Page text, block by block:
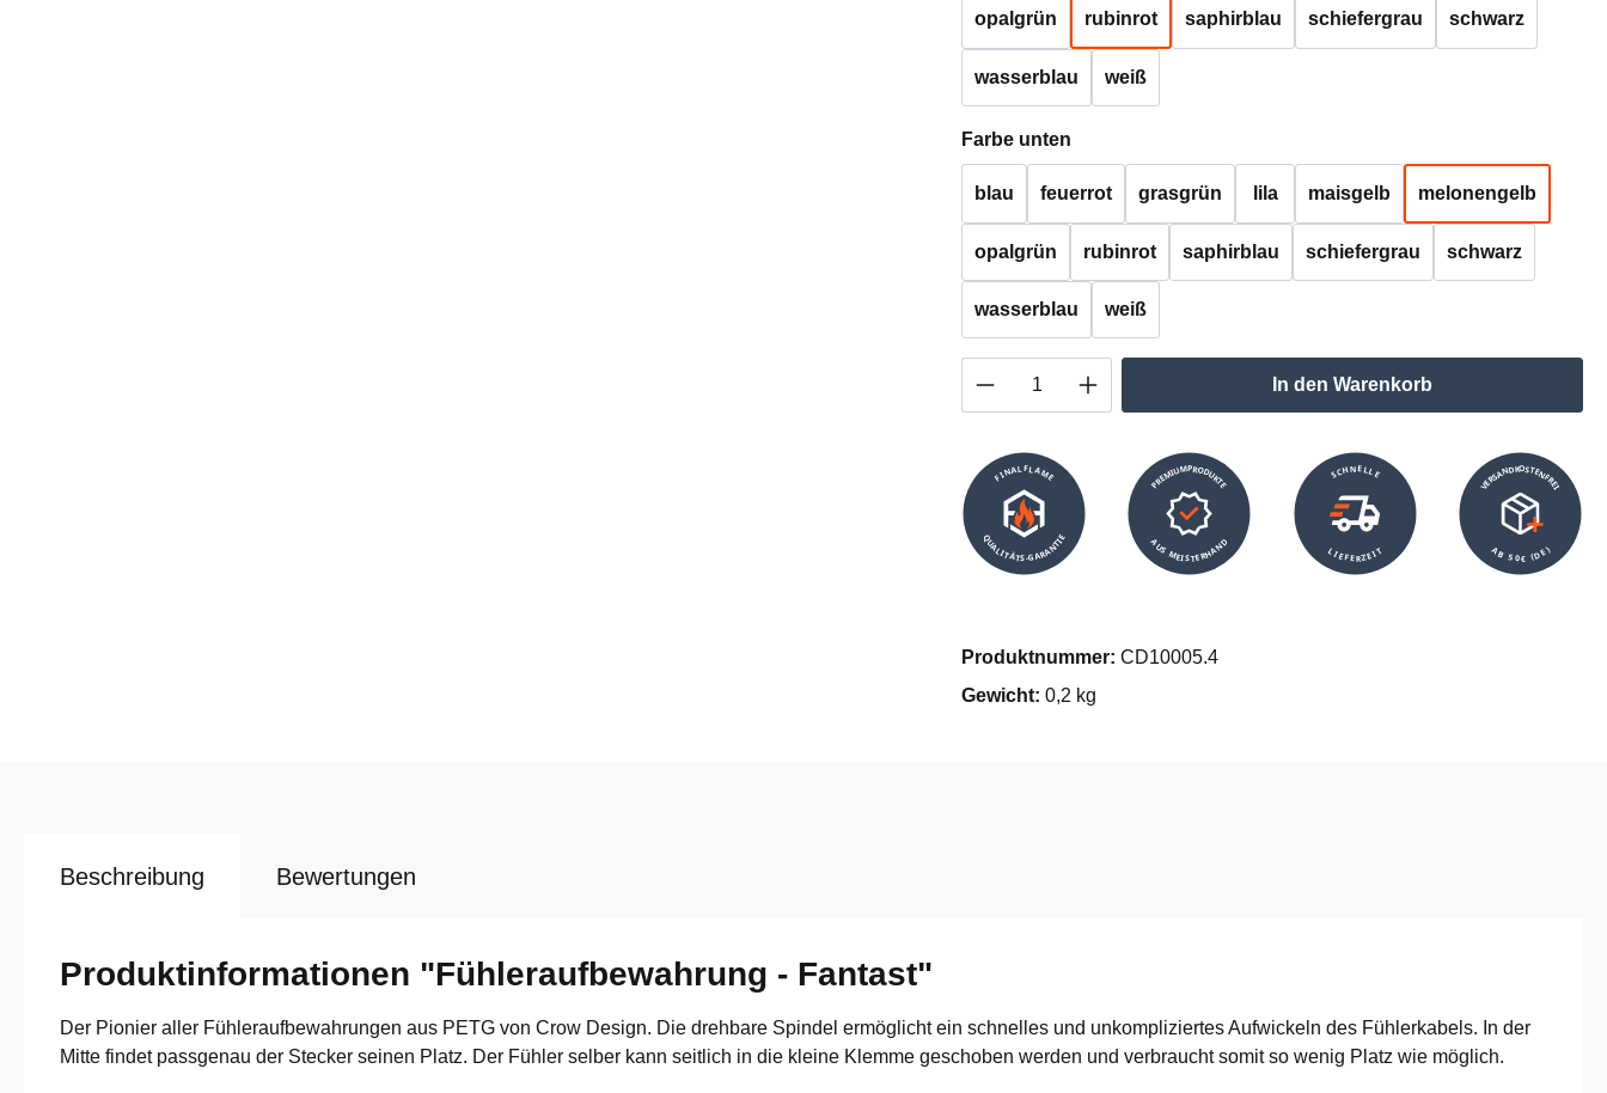
opalgrün rubinrot saphirblau schiefergrau schwarz
wasserblau weiß
Farbe unten
blau feuerrot grasgrün lila maisgelb melonengelb
opalgrün rubinrot saphirblau schiefergrau schwarz
wasserblau weiß
Produkt Anzahl: Gib den gewünschten Wert ein
In den Warenkorb
FINALFLAME
QUALITÄTS-GARANTIE
PREMIUMPRODUKTE
AUS MEISTERHAND
SCHNELLE
LIEFERZEIT
VERSANDKOSTENFREI
AB 50€ (DE)
Produktnummer: CD10005.4
Gewicht: 0,2 kg
Beschreibung Bewertungen
Produktinformationen "Fühleraufbewahrung - Fantast"
Der Pionier aller Fühleraufbewahrungen aus PETG von Crow Design. Die drehbare Spindel ermöglicht ein schnelles und unkompliziertes Aufwickeln des Fühlerkabels. In der
Mitte findet passgenau der Stecker seinen Platz. Der Fühler selber kann seitlich in die kleine Klemme geschoben werden und verbraucht somit so wenig Platz wie möglich.